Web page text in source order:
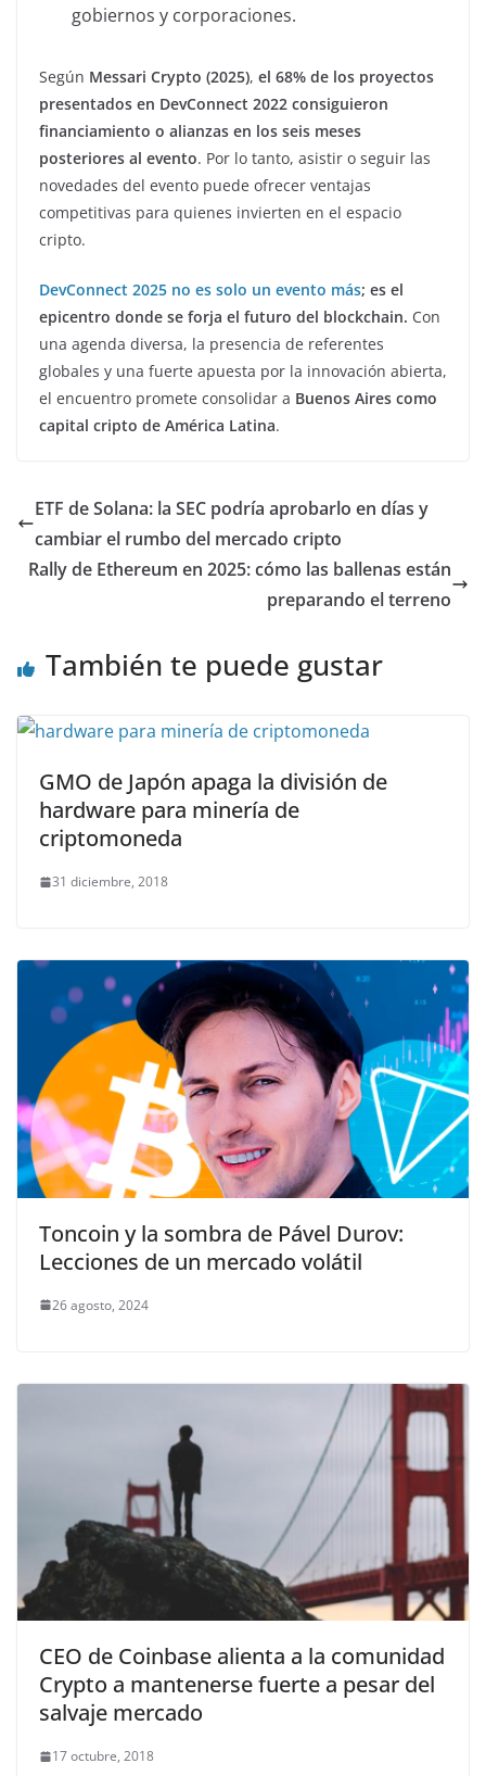
gobiernos y corporaciones.
Según Messari Crypto (2025), el 68% de los proyectos
presentados en DevConnect 2022 consiguieron
financiamiento o alianzas en los seis meses
posteriores al evento. Por lo tanto, asistir o seguir las
novedades del evento puede ofrecer ventajas
competitivas para quienes invierten en el espacio
cripto.
DevConnect 2025 no es solo un evento más; es el
epicentro donde se forja el futuro del blockchain. Con
una agenda diversa, la presencia de referentes
globales y una fuerte apuesta por la innovación abierta,
el encuentro promete consolidar a Buenos Aires como
capital cripto de América Latina.
ETF de Solana: la SEC podría aprobarlo en días y
cambiar el rumbo del mercado cripto
Rally de Ethereum en 2025: cómo las ballenas están
preparando el terreno
También te puede gustar
GMO de Japón apaga la división de
hardware para minería de
criptomoneda
31 diciembre, 2018
Toncoin y la sombra de Pável Durov:
Lecciones de un mercado volátil
26 agosto, 2024
CEO de Coinbase alienta a la comunidad
Crypto a mantenerse fuerte a pesar del
salvaje mercado
17 octubre, 2018